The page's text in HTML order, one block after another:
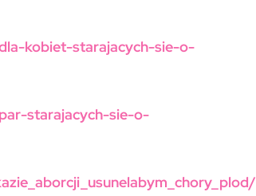
kobiet-starajacych-sie-o-
starajacych-sie-o-